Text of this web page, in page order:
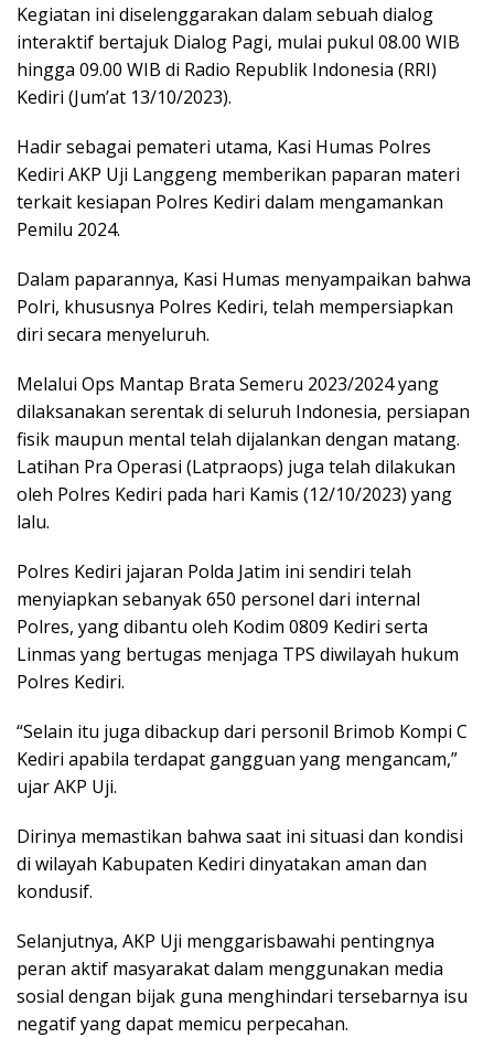
Kegiatan ini diselenggarakan dalam sebuah dialog
interaktif bertajuk Dialog Pagi, mulai pukul 08.00 WIB
hingga 09.00 WIB di Radio Republik Indonesia (RRI)
Kediri (Jum’at 13/10/2023).
Hadir sebagai pemateri utama, Kasi Humas Polres
Kediri AKP Uji Langgeng memberikan paparan materi
terkait kesiapan Polres Kediri dalam mengamankan
Pemilu 2024.
Dalam paparannya, Kasi Humas menyampaikan bahwa
Polri, khususnya Polres Kediri, telah mempersiapkan
diri secara menyeluruh.
Melalui Ops Mantap Brata Semeru 2023/2024 yang
dilaksanakan serentak di seluruh Indonesia, persiapan
fisik maupun mental telah dijalankan dengan matang.
Latihan Pra Operasi (Latpraops) juga telah dilakukan
oleh Polres Kediri pada hari Kamis (12/10/2023) yang
lalu.
Polres Kediri jajaran Polda Jatim ini sendiri telah
menyiapkan sebanyak 650 personel dari internal
Polres, yang dibantu oleh Kodim 0809 Kediri serta
Linmas yang bertugas menjaga TPS diwilayah hukum
Polres Kediri.
“Selain itu juga dibackup dari personil Brimob Kompi C
Kediri apabila terdapat gangguan yang mengancam,”
ujar AKP Uji.
Dirinya memastikan bahwa saat ini situasi dan kondisi
di wilayah Kabupaten Kediri dinyatakan aman dan
kondusif.
Selanjutnya, AKP Uji menggarisbawahi pentingnya
peran aktif masyarakat dalam menggunakan media
sosial dengan bijak guna menghindari tersebarnya isu
negatif yang dapat memicu perpecahan.